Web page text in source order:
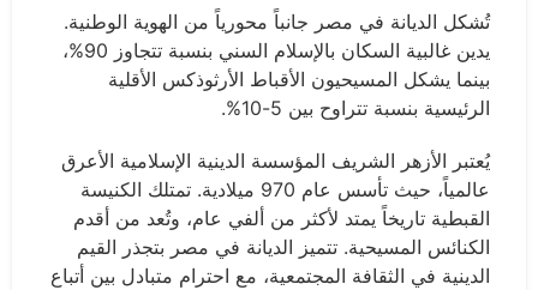
تُشكل الديانة في مصر جانباً محورياً من الهوية الوطنية.
يدين غالبية السكان بالإسلام السني بنسبة تتجاوز 90%،
بينما يشكل المسيحيون الأقباط الأرثوذكس الأقلية
الرئيسية بنسبة تتراوح بين 5-10%.
يُعتبر الأزهر الشريف المؤسسة الدينية الإسلامية الأعرق
عالمياً، حيث تأسس عام 970 ميلادية. تمتلك الكنيسة
القبطية تاريخاً يمتد لأكثر من ألفي عام، وتُعد من أقدم
الكنائس المسيحية. تتميز الديانة في مصر بتجذر القيم
الدينية في الثقافة المجتمعية، مع احترام متبادل بين أتباع